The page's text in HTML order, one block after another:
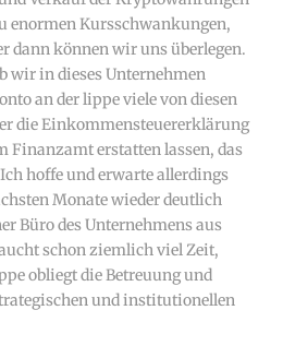
enormen Kursschwankungen,
dann können wir uns überlegen.
wir in dieses Unternehmen
an der lippe viele von diesen
die Einkommensteuererklärung
Finanzamt erstatten lassen, das
hoffe und erwarte allerdings
Monate wieder deutlich
Büro des Unternehmens aus
schon ziemlich viel Zeit,
obliegt die Betreuung und
und institutionellen